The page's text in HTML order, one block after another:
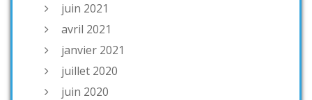
juin 2021
avril 2021
janvier 2021
juillet 2020
juin 2020